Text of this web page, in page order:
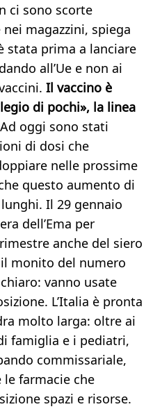
ci sono scorte
magazzini, spiega
stata prima a lanciare
all’Ue e non ai
Il vaccino è
di pochi», la linea
oggi sono stati
di dosi che
nelle prossime
questo aumento di
Il 29 gennaio
dell’Ema per
anche del siero
monito del numero
vanno usate
L’Italia è pronta
molto larga: oltre ai
famiglia e i pediatri,
commissariale,
farmacie che
spazi e risorse.